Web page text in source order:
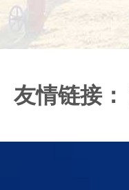
友情链接：